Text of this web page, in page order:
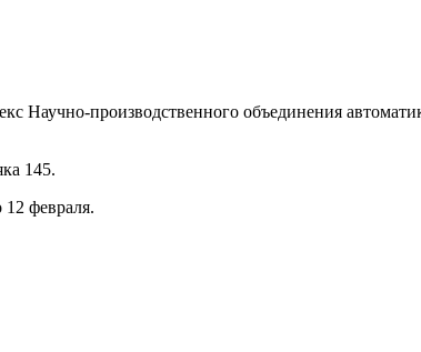
Научно-производственного объединения
145.
12 февраля.